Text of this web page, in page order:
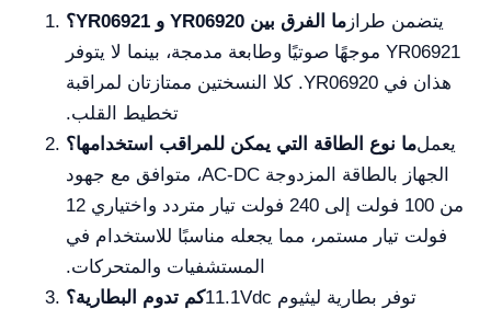
ما الفرق بين YR06920 و YR06921؟ يتضمن طراز
YR06921 موجهًا صوتيًا وطابعة مدمجة، بينما لا يتوفر
هذان في YR06920. كلا النسختين ممتازتان لمراقبة
تخطيط القلب.
ما نوع الطاقة التي يمكن للمراقب استخدامها؟يعمل
الجهاز بالطاقة المزدوجة AC-DC، متوافق مع جهود
من 100 فولت إلى 240 فولت تيار متردد واختياري 12
فولت تيار مستمر، مما يجعله مناسبًا للاستخدام في
المستشفيات والمتحركات.
كم تدوم البطارية؟توفر بطارية ليثيوم 11.1Vdc